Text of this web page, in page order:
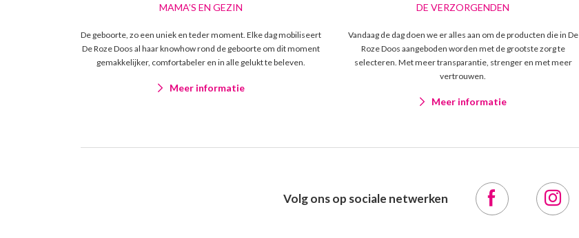
MAMA’S EN GEZIN
De geboorte, zo een uniek en teder moment. Elke dag mobiliseert
De Roze Doos al haar knowhow rond de geboorte om dit moment
gemakkelijker, comfortabeler en in alle gelukt te beleven.
Meer informatie
DE VERZORGENDEN
Vandaag de dag doen we er alles aan om de producten die in De
Roze Doos aangeboden worden met de grootste zorg te
selecteren. Met meer transparantie, strenger en met meer
vertrouwen.
Meer informatie
Volg ons op sociale netwerken